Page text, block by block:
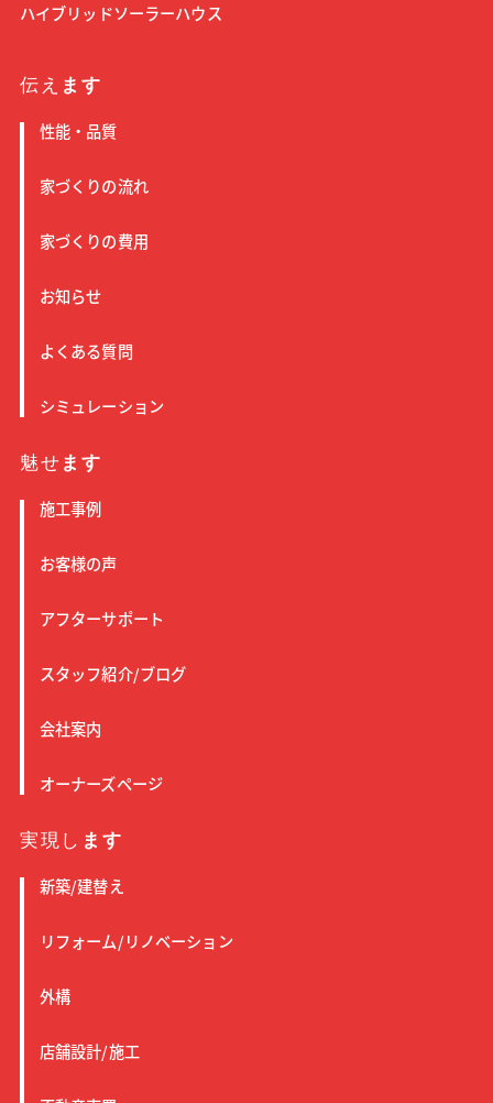
ハイブリッドソーラーハウス
伝え ます
性能・品質
家づくりの流れ
家づくりの費用
お知らせ
よくある質問
シミュレーション
魅せ ます
施工事例
お客様の声
アフターサポート
スタッフ紹介/ブログ
会社案内
オーナーズページ
実現し ます
新築/建替え
リフォーム/リノベーション
外構
店舗設計/施工